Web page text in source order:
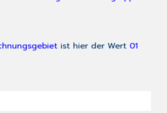
ist hier der Wert 01